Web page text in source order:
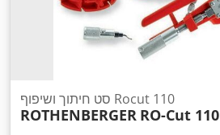
סט חיתוך ושיפוף Rocut 110
ROTHENBERGER RO-Cut 110